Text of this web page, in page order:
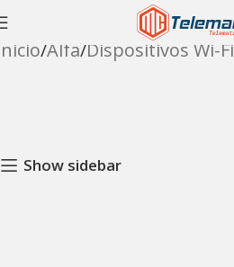
Alfa Dispositivos Wi-Fi
Show sidebar